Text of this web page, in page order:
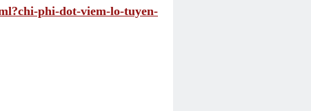
phi-dot-viem-lo-tuyen-